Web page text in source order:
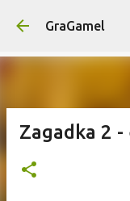
GraGamel
Zagadka 2 -